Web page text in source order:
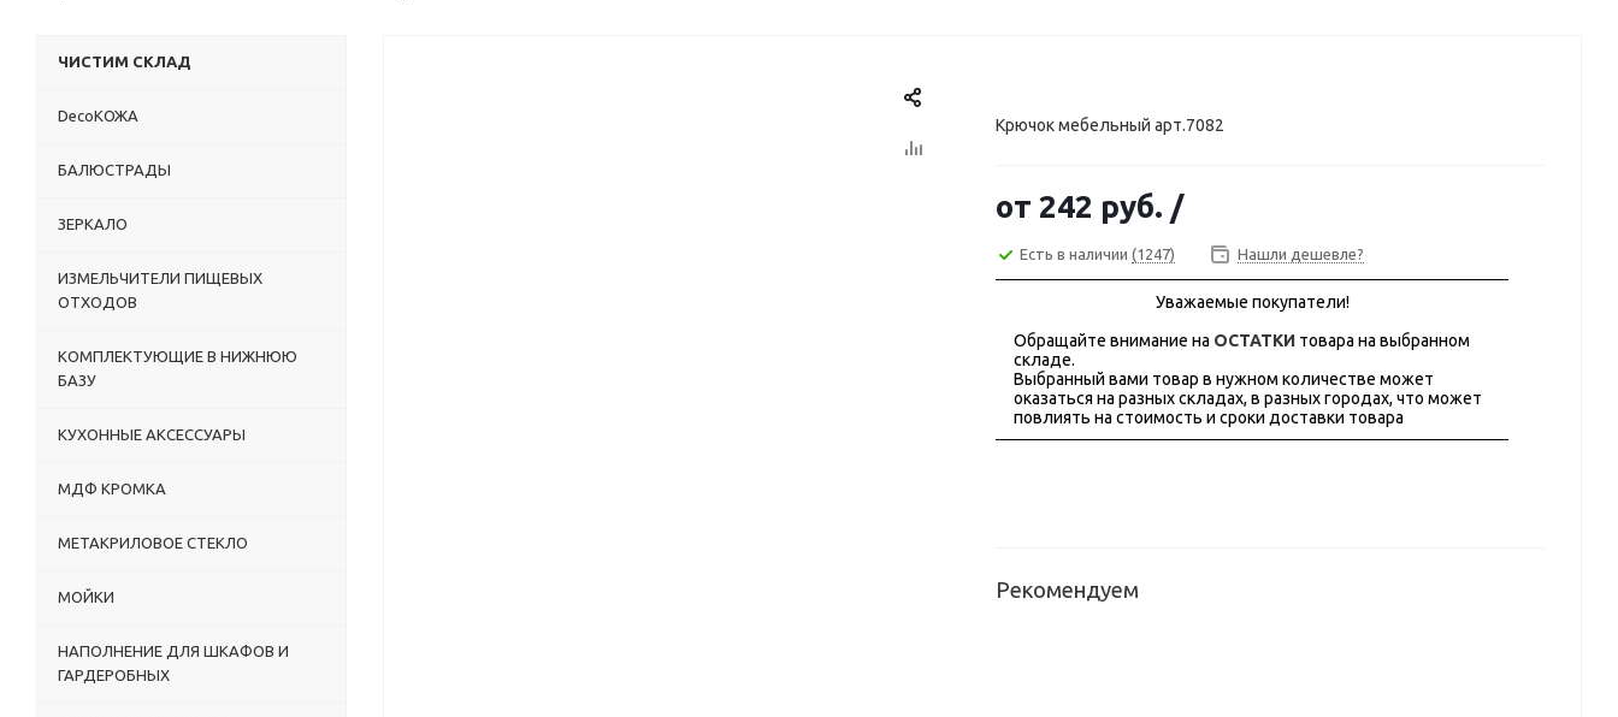
Крючок мебельный арт.7082
от 242 руб. /
Есть в наличии (1247) Нашли дешевле?
Уважаемые покупатели!
Обращайте внимание на ОСТАТКИ товара на выбранном
складе.
Выбранный вами товар в нужном количестве может
оказаться на разных складах, в разных городах, что может
повлиять на стоимость и сроки доставки товара
Рекомендуем
ЧИСТИМ СКЛАД
DecoКОЖА
БАЛЮСТРАДЫ
ЗЕРКАЛО
ИЗМЕЛЬЧИТЕЛИ ПИЩЕВЫХ
ОТХОДОВ
КОМПЛЕКТУЮЩИЕ В НИЖНЮЮ
БАЗУ
КУХОННЫЕ АКСЕССУАРЫ
МДФ КРОМКА
МЕТАКРИЛОВОЕ СТЕКЛО
МОЙКИ
НАПОЛНЕНИЕ ДЛЯ ШКАФОВ И
ГАРДЕРОБНЫХ